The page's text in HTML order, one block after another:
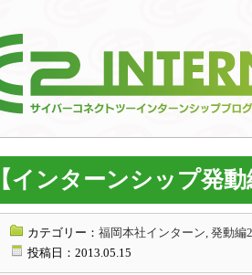
【インターンシップ発
カテゴリー： 福岡本社インターン, 発動編
投稿日：2013.05.15